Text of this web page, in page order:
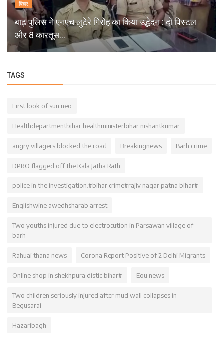
बिहार
बाढ़ पुलिस ने एनएच लुटेरे गिरोह का किया उद्भेदन : दो पिस्टल
और 8 कारतूस...
TAGS
First look of sun neo
Healthdepartmentbihar healthministerbihar nishantkumar
angry villagers blocked the road Breakingnews Barh crime
DPRO flagged off the Kala Jatha Rath
police in the investigation.#bihar crime#rajiv nagar patna bihar#
Englishwine awedhsharab arrest
Two youths injured due to electrocution in Parsawan village of
barh
Rahuai thana news Corona Report Positive of 2 Delhi Migrants
Online shop in shekhpura distic bihar# Eou news
Two children seriously injured after mud wall collapses in
Begusarai
Hazaribagh